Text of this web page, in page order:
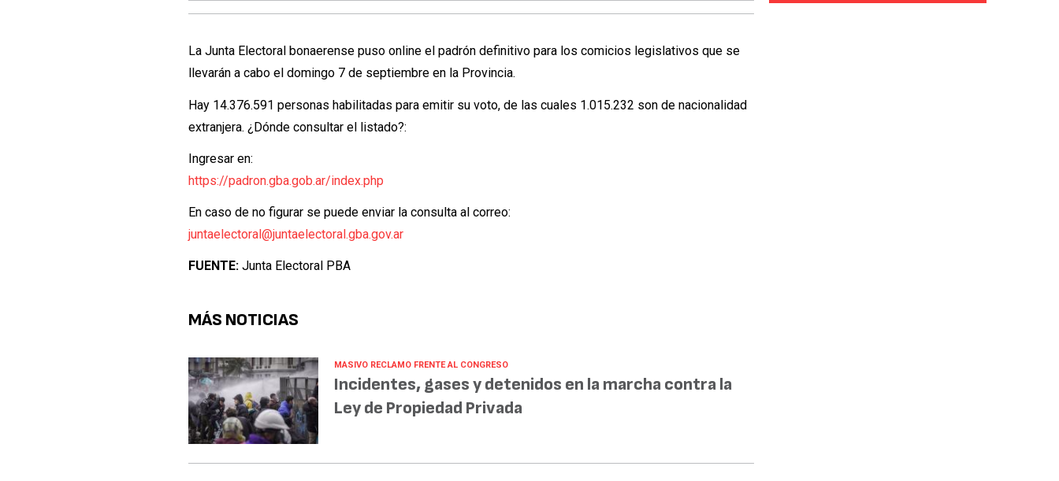
La Junta Electoral bonaerense puso online el padrón definitivo para los comicios legislativos que se
llevarán a cabo el domingo 7 de septiembre en la Provincia.
Hay 14.376.591 personas habilitadas para emitir su voto, de las cuales 1.015.232 son de nacionalidad
extranjera. ¿Dónde consultar el listado?:
Ingresar en:
https://padron.gba.gob.ar/index.php
En caso de no figurar se puede enviar la consulta al correo:
juntaelectoral@juntaelectoral.gba.gov.ar
FUENTE: Junta Electoral PBA
MÁS NOTICIAS
MASIVO RECLAMO FRENTE AL CONGRESO
Incidentes, gases y detenidos en la marcha contra la
Ley de Propiedad Privada